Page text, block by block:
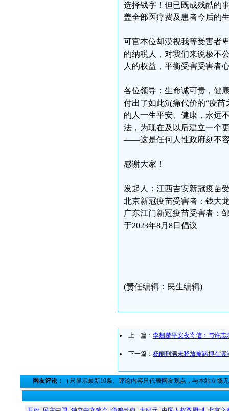
选择钱字！但已既成残酷的
盖全部医疗费及患者今后的
可官本位却漠视我等受害者
的纳税人，对我们来说极不
人的权益，平衡受害受害者
各位领导：生命诚可贵，健
付出了如此沉痛代价的“疫
的人一生平安、健康，永远
法，为现在及以后建立一个
——这是任何人性政府刻不
感谢大家！
发起人：江西吉安新冠疫苗
北京新冠疫苗受害者：钱大
广东江门新冠疫苗受害者：
于2023年8月8日倡议
(责任编辑：民生编辑)
上一篇： 李翘楚平安夜寄信：与许志
下一篇： 杨丽刑满未释放被羁押在滨
网友评论： （只显示最新10条。评论内容只代表网友观点，与本站立场